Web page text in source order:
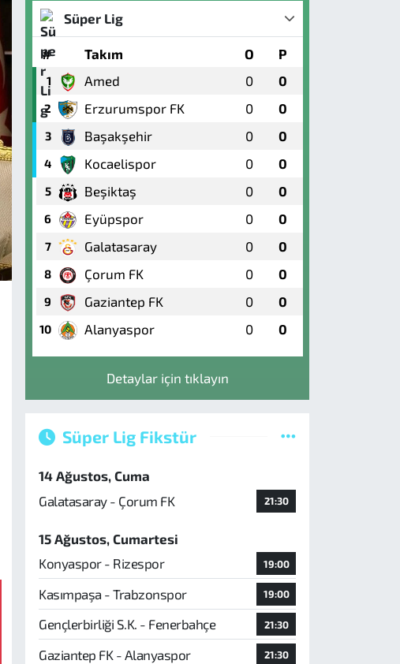
Süper Lig
# Takım O P
1 Amed 0 0
2 Erzurumspor FK 0 0
3 Başakşehir 0 0
4 Kocaelispor 0 0
5 Beşiktaş 0 0
6 Eyüpspor 0 0
7 Galatasaray 0 0
8 Çorum FK 0 0
9 Gaziantep FK 0 0
10 Alanyaspor 0 0
Detaylar için tıklayın
Süper Lig Fikstür
14 Ağustos, Cuma
Galatasaray - Çorum FK
21:30
15 Ağustos, Cumartesi
Konyaspor - Rizespor
19:00
Kasımpaşa - Trabzonspor 19:00
Gençlerbirliği S.K. - Fenerbahçe 21:30
Gaziantep FK - Alanyaspor 21:30